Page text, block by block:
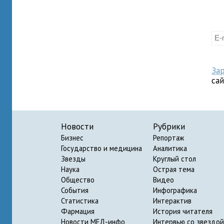
Новости
Бизнес
Государство и медицина
Звезды
Наука
Общество
События
Статистика
Фармация
Новости МЕД-инфо
Рубрики
Репортаж
Аналитика
Круглый стол
Острая тема
Видео
Инфографика
Интерактив
История читателя
Интервью со звездой